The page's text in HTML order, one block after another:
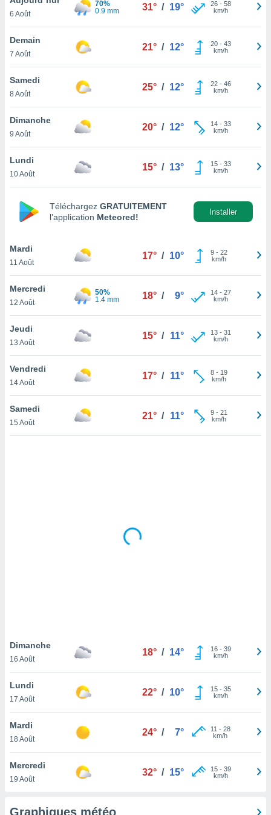
et
»,
au
vous
qu'ils
ou
le
ainsi
un
la
du
votre
à
en
le
notre
que
et que
6 Août
70%
0.9 mm
31° / 19° 26- 58
km/h
Demain
7 Août
21° / 12° 20- 43
km/h
Samedi
8 Août
25° / 12° 22- 46
km/h
Dimanche
9 Août
20° / 12° 14- 33
km/h
Lundi
10 Août
15° / 13° 15- 33
km/h
Téléchargez GRATUITEMENT
l’application Meteored!
Installer
Mardi
11 Août
17° / 10° 9- 22
km/h
Mercredi
12 Août
50%
1.4 mm
18° / 9° 14- 27
km/h
Jeudi
13 Août
15° / 11° 13- 31
km/h
Vendredi
14 Août
17° / 11° 8- 19
km/h
Samedi
15 Août
21° / 11° 9- 21
km/h
Dimanche
16 Août
18° / 14° 16- 39
km/h
Lundi
17 Août
22° / 10° 15- 35
km/h
Mardi
18 Août
24° / 7° 11 - 28
km/h
Mercredi
19 Août
32° / 15° 15- 39
km/h
Graphiques météo